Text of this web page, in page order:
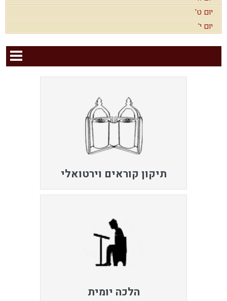
יום ט'
יום י'
תיקון קוראים וירטואלי
הלכה יומית